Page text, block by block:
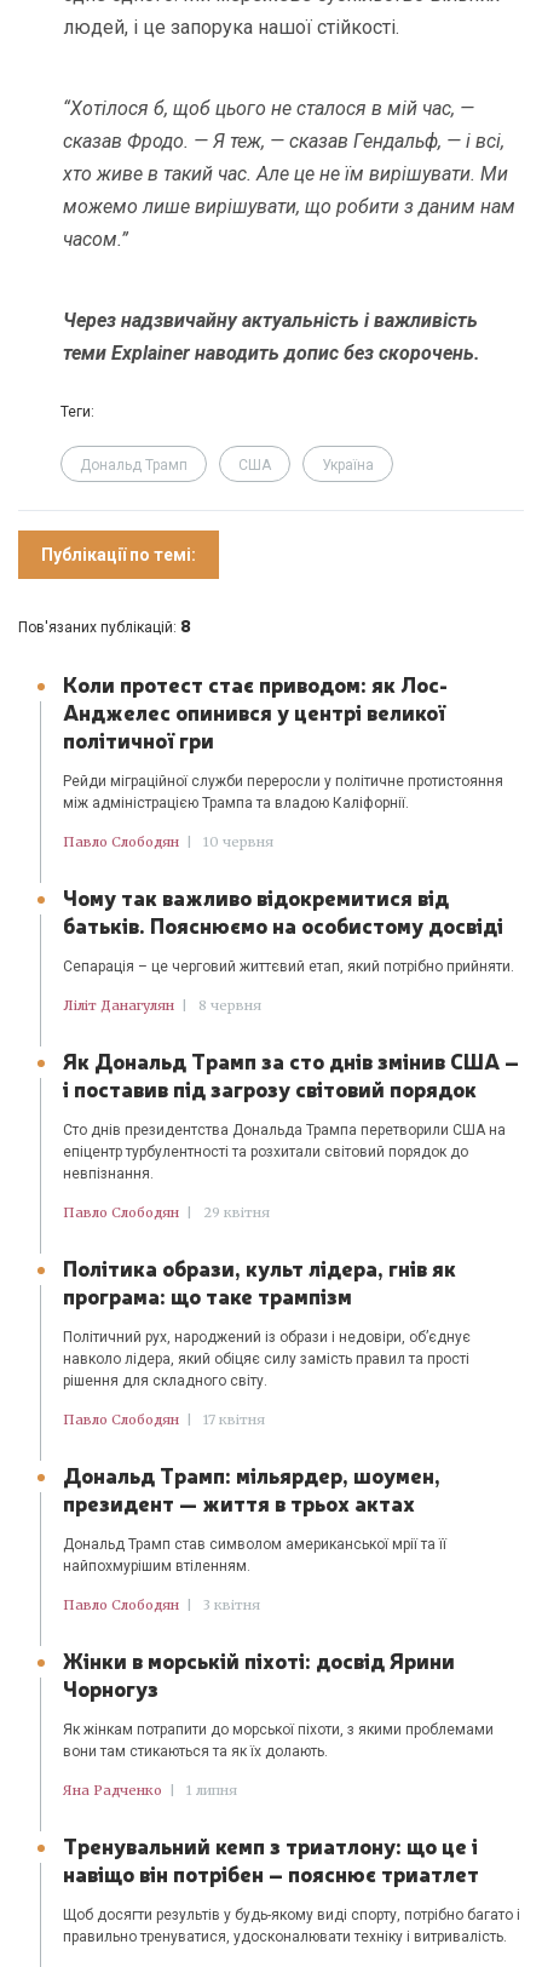
людей, і це запорука нашої стійкості.
“Хотілося б, щоб цього не сталося в мій час, —
сказав Фродо. — Я теж, — сказав Гендальф, — і всі,
хто живе в такий час. Але це не їм вирішувати. Ми
можемо лише вирішувати, що робити з даним нам
часом.”
Через надзвичайну актуальність і важливість
теми Explainer наводить допис без скорочень.
Теги:
Дональд Трамп США Україна
Публікації по темі:
Пов'язаних публікацій: 8
Коли протест стає приводом: як Лос-
Анджелес опинився у центрі великої
політичної гри
Рейди міграційної служби переросли у політичне протистояння
між адміністрацією Трампа та владою Каліфорнії.
Павло Слободян | 10 червня
Чому так важливо відокремитися від
батьків. Пояснюємо на особистому досвіді
Сепарація – це черговий життєвий етап, який потрібно прийняти.
Ліліт Данагулян | 8 червня
Як Дональд Трамп за сто днів змінив США –
і поставив під загрозу світовий порядок
Сто днів президентства Дональда Трампа перетворили США на
епіцентр турбулентності та розхитали світовий порядок до
невпізнання.
Павло Слободян | 29 квітня
Політика образи, культ лідера, гнів як
програма: що таке трампізм
Політичний рух, народжений із образи і недовіри, об’єднує
навколо лідера, який обіцяє силу замість правил та прості
рішення для складного світу.
Павло Слободян | 17 квітня
Дональд Трамп: мільярдер, шоумен,
президент — життя в трьох актах
Дональд Трамп став символом американської мрії та її
найпохмурішим втіленням.
Павло Слободян | 3 квітня
Жінки в морській піхоті: досвід Ярини
Чорногуз
Як жінкам потрапити до морської піхоти, з якими проблемами
вони там стикаються та як їх долають.
Яна Радченко | 1 липня
Тренувальний кемп з триатлону: що це і
навіщо він потрібен – пояснює триатлет
Щоб досягти результів у будь-якому виді спорту, потрібно багато і
правильно тренуватися, удосконалювати техніку і витривалість.